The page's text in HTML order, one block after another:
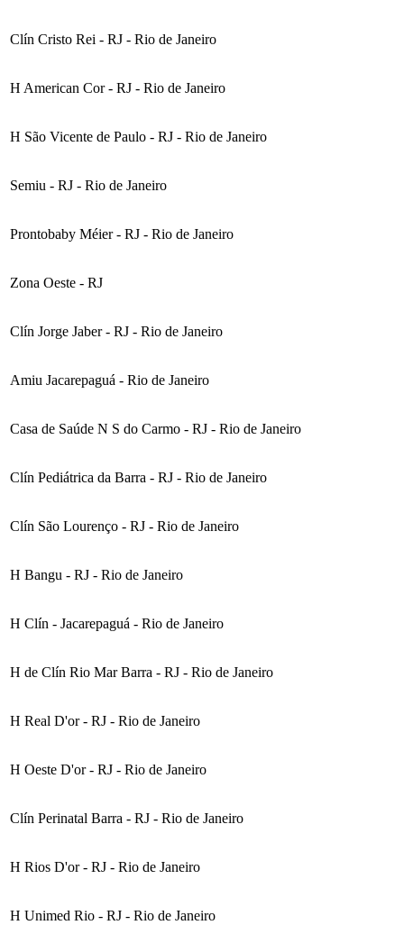
Clín Cristo Rei - RJ - Rio de Janeiro
H American Cor - RJ - Rio de Janeiro
H São Vicente de Paulo - RJ - Rio de Janeiro
Semiu - RJ - Rio de Janeiro
Prontobaby Méier - RJ - Rio de Janeiro
Zona Oeste - RJ
Clín Jorge Jaber - RJ - Rio de Janeiro
Amiu Jacarepaguá - Rio de Janeiro
Casa de Saúde N S do Carmo - RJ - Rio de Janeiro
Clín Pediátrica da Barra - RJ - Rio de Janeiro
Clín São Lourenço - RJ - Rio de Janeiro
H Bangu - RJ - Rio de Janeiro
H Clín - Jacarepaguá - Rio de Janeiro
H de Clín Rio Mar Barra - RJ - Rio de Janeiro
H Real D'or - RJ - Rio de Janeiro
H Oeste D'or - RJ - Rio de Janeiro
Clín Perinatal Barra - RJ - Rio de Janeiro
H Rios D'or - RJ - Rio de Janeiro
H Unimed Rio - RJ - Rio de Janeiro